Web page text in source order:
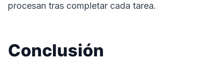
procesan tras completar cada tarea.
Conclusión